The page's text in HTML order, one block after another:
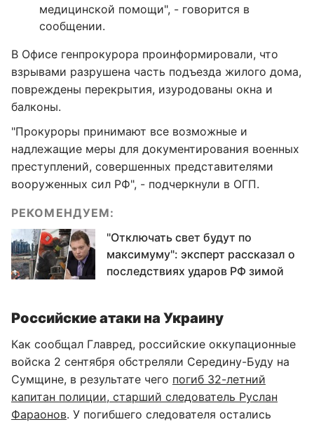
медицинской помощи", - говорится в
сообщении.
В Офисе генпрокурора проинформировали, что
взрывами разрушена часть подъезда жилого дома,
повреждены перекрытия, изуродованы окна и
балконы.
"Прокуроры принимают все возможные и
надлежащие меры для документирования военных
преступлений, совершенных представителями
вооруженных сил РФ", - подчеркнули в ОГП.
РЕКОМЕНДУЕМ:
"Отключать свет будут по
максимуму": эксперт рассказал о
последствиях ударов РФ зимой
Российские атаки на Украину
Как сообщал Главред, российские оккупационные
войска 2 сентября обстреляли Середину-Буду на
Сумщине, в результате чего погиб 32-летний
капитан полиции, старший следователь Руслан
Фараонов. У погибшего следователя остались